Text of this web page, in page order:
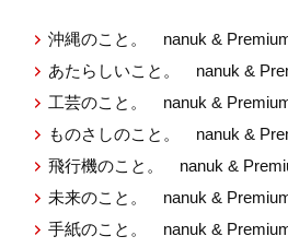
沖縄のこと。 nanuk &
あたらしいこと。 nanuk &
工芸のこと。 nanuk &
ものさしのこと。 nanuk &
飛行機のこと。 nanuk &
未来のこと。 nanuk &
手紙のこと。 nanuk &